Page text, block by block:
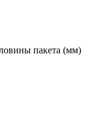
пакета (мм)